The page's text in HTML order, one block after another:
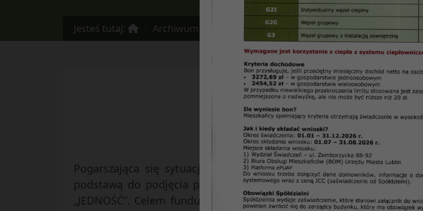
Jesteś tutaj: Archiwum NR. 4 – Fundusz Samopomocy Mieszkańców SM „Czuby” –
undusz Samopomocy
SM „CZUBY” –
Pogarszająca się sytuacja ekonomiczna naszych mieszkańców i
podstawą do podjęcia przez Zarząd inicjatywy utworzenia
„JEDNOŚĆ”. Celem funduszu jest niesienie pomocy finansowej